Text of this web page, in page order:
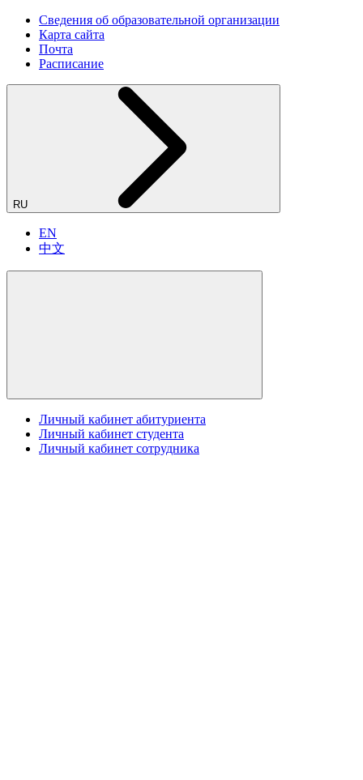
Сведения об образовательной организации
Карта сайта
Почта
Расписание
RU
EN
中文
Личный кабинет абитуриента
Личный кабинет студента
Личный кабинет сотрудника